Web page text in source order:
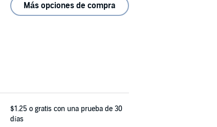
Más opciones de compra
$1.25 o gratis con una prueba de 30
días